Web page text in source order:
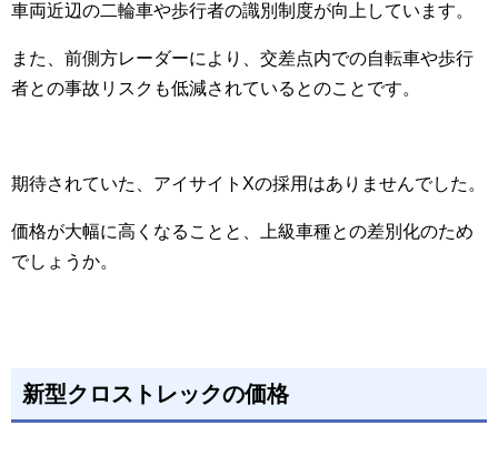
車両近辺の二輪車や歩行者の識別制度が向上しています。
また、前側方レーダーにより、交差点内での自転車や歩行
者との事故リスクも低減されているとのことです。
期待されていた、アイサイトXの採用はありませんでした。
価格が大幅に高くなることと、上級車種との差別化のため
でしょうか。
新型クロストレックの価格